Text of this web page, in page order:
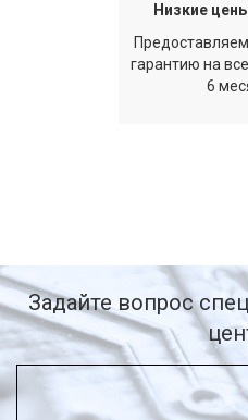
Низкие
гарантию на
6
Задайте вопрос